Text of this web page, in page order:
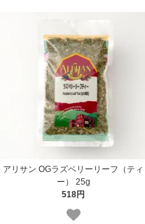
アリサン OGラズベリーリーフ（ティ
ー） 25g
518円